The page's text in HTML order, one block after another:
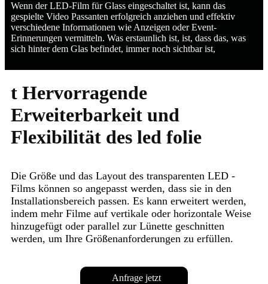
Wenn der LED-Film für Glass eingeschaltet ist, kann das
gespielte Video Passanten erfolgreich anziehen und effektiv
verschiedene Informationen wie Anzeigen oder Event-
Erinnerungen vermitteln. Was erstaunlich ist, ist, dass das, was
sich hinter dem Glas befindet, immer noch sichtbar ist,
t Hervorragende
Erweiterbarkeit und
Flexibilität des led folie
Die Größe und das Layout des transparenten LED -
Films können so angepasst werden, dass sie in den
Installationsbereich passen. Es kann erweitert werden,
indem mehr Filme auf vertikale oder horizontale Weise
hinzugefügt oder parallel zur Lünette geschnitten
werden, um Ihre Größenanforderungen zu erfüllen.
Anfrage jetzt